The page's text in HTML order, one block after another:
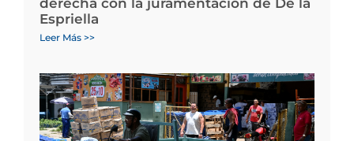
derecha con la juramentación de De la
Espriella
Leer Más >>